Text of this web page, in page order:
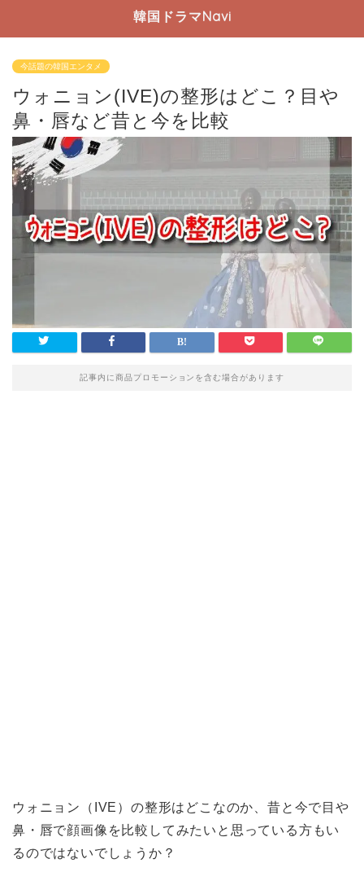
韓国ドラマNavi
今話題の韓国エンタメ
ウォニョン(IVE)の整形はどこ？目や
鼻・唇など昔と今を比較
記事内に商品プロモーションを含む場合があります
ウォニョン（IVE）の整形はどこなのか、昔と今で目や
鼻・唇で顔画像を比較してみたいと思っている方もい
るのではないでしょうか？